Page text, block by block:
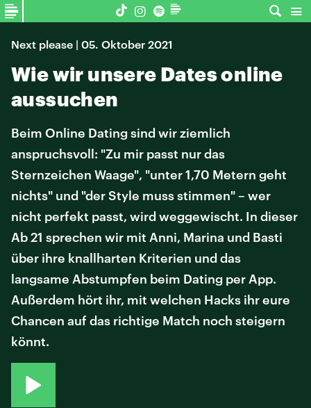
Next please | 05. Oktober 2021
Wie wir unsere Dates online
aussuchen
Beim Online Dating sind wir ziemlich
anspruchsvoll: "Zu mir passt nur das
Sternzeichen Waage", "unter 1,70 Metern geht
nichts" und "der Style muss stimmen" – wer
nicht perfekt passt, wird weggewischt. In dieser
Ab 21 sprechen wir mit Anni, Marina und Basti
über ihre knallharten Kriterien und das
langsame Abstumpfen beim Dating per App.
Außerdem hört ihr, mit welchen Hacks ihr eure
Chancen auf das richtige Match noch steigern
könnt.